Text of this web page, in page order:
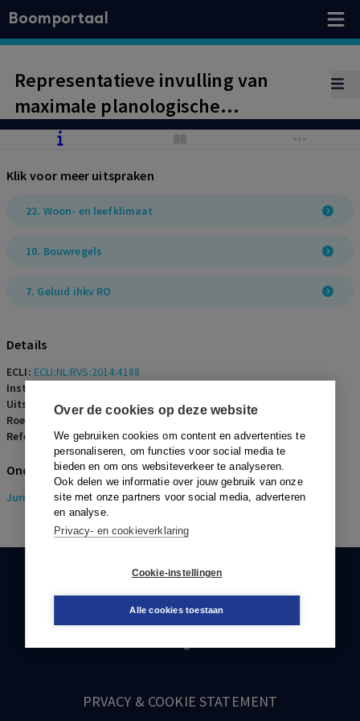
Over de cookies op deze website
We gebruiken cookies om content en advertenties te
personaliseren, om functies voor social media te
bieden en om ons websiteverkeer te analyseren.
Ook delen we informatie over jouw gebruik van onze
site met onze partners voor social media, adverteren
en analyse.
Privacy- en cookieverklaring
Cookie-instellingen
Alle cookies toestaan
Boomportaal
Representatieve invulling van
maximale planologische
mogelijkheden. Groei van een
Klik voor meer uitspraken
22. Woon- en leefklimaat
10. Bouwregels
7. Geluid ihkv RO
Details
ECLI: ECLI:NL:RVS:2014:4188
Instantie:
Uitspraakdatum:19 november 2014
Roepnaam:
Borne/omgevingsvergunning strijdig gebruik
Referentienummer:OGR-2014-0283
Onderwerpen
Juridisch> Omgevingsrecht
KLANTENSERVICE
088-0301000
PRVACY & COOKIE STATEMENT